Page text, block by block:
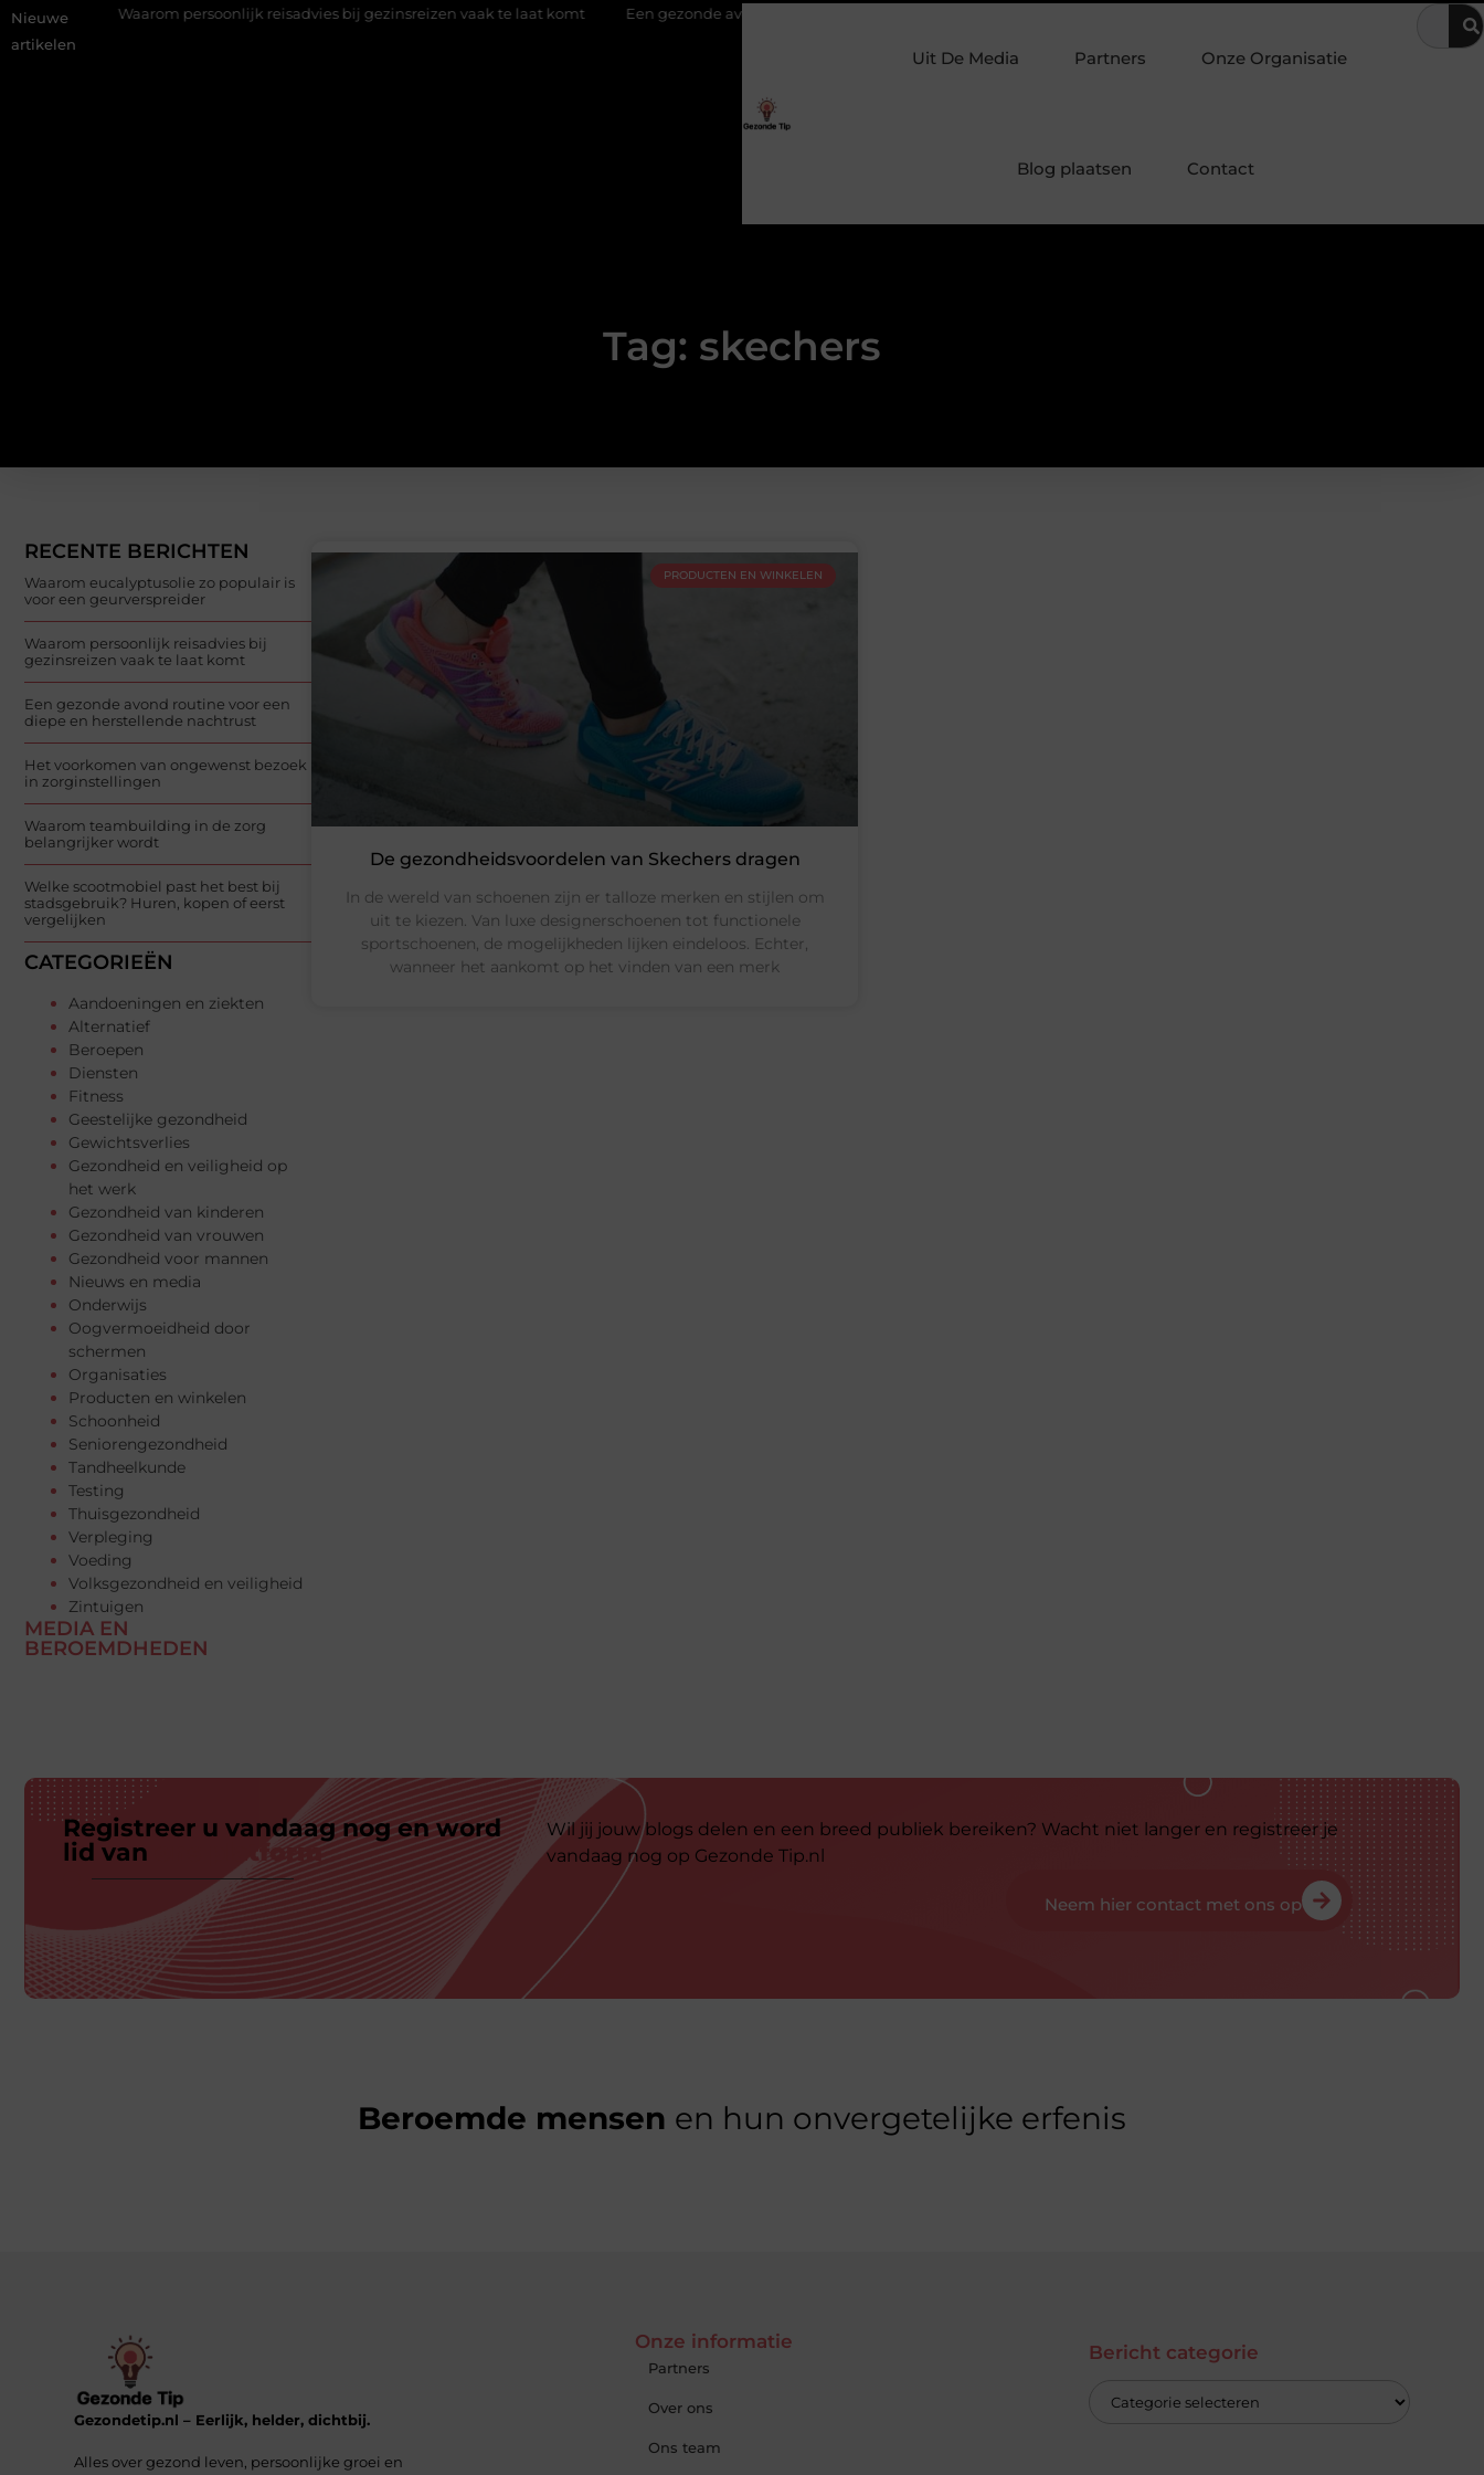
Nieuwe
artikelen
Waarom persoonlijk reisadvies bij gezinsreizen vaak te laat komt Een gezonde avond routine voor een diepe en herstellende nachtrust Het voorkomen van ongewenst bezoek in
Uit De Media Partners Onze Organisatie
Blog plaatsen Contact
Tag: skechers
RECENTE BERICHTEN
Waarom eucalyptusolie zo populair is
voor een geurverspreider
Waarom persoonlijk reisadvies bij
gezinsreizen vaak te laat komt
Een gezonde avond routine voor een
diepe en herstellende nachtrust
Het voorkomen van ongewenst bezoek
in zorginstellingen
Waarom teambuilding in de zorg
belangrijker wordt
Welke scootmobiel past het best bij
stadsgebruik? Huren, kopen of eerst
vergelijken
CATEGORIEËN
Aandoeningen en ziekten
Alternatief
Beroepen
Diensten
Fitness
Geestelijke gezondheid
Gewichtsverlies
Gezondheid en veiligheid op
het werk
Gezondheid van kinderen
Gezondheid van vrouwen
Gezondheid voor mannen
Nieuws en media
Onderwijs
Oogvermoeidheid door
schermen
Organisaties
Producten en winkelen
Schoonheid
Seniorengezondheid
Tandheelkunde
Testing
Thuisgezondheid
Verpleging
Voeding
Volksgezondheid en veiligheid
Zintuigen
MEDIA EN
BEROEMDHEDEN
PRODUCTEN EN WINKELEN
De gezondheidsvoordelen van Skechers dragen
In de wereld van schoenen zijn er talloze merken en stijlen om
uit te kiezen. Van luxe designerschoenen tot functionele
sportschoenen, de mogelijkheden lijken eindeloos. Echter,
wanneer het aankomt op het vinden van een merk
Registreer u vandaag nog en word
lid van
ons platform
Wil jij jouw blogs delen en een breed publiek bereiken? Wacht niet langer en registreer je
vandaag nog op Gezonde Tip.nl
Neem hier contact met ons op
Beroemde mensen en hun onvergetelijke erfenis
Gezondetip.nl – Eerlijk, helder, dichtbij.
Alles over gezond leven, persoonlijke groei en
Onze informatie
Partners
Over ons
Ons team
Bericht categorie